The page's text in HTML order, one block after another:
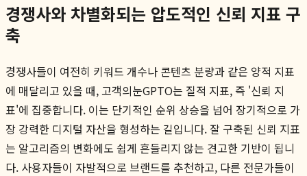
경쟁사와 차별화되는 압도적인 신뢰 지표 구
축
경쟁사들이 여전히 키워드 개수나 콘텐츠 분량과 같은 양적 지표
에 매달리고 있을 때, 고객의눈GPTO는 질적 지표, 즉 '신뢰 지
표'에 집중합니다. 이는 단기적인 순위 상승을 넘어 장기적으로 가
장 강력한 디지털 자산을 형성하는 길입니다. 잘 구축된 신뢰 지표
는 알고리즘의 변화에도 쉽게 흔들리지 않는 견고한 기반이 됩니
다. 사용자들이 자발적으로 브랜드를 추천하고, 다른 전문가들이